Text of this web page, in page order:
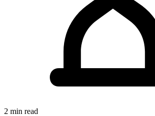
2 min read